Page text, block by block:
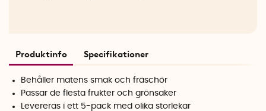
Produktinfo Specifikationer
Behåller matens smak och fräschör
Passar de flesta frukter och grönsaker
Levereras i ett 5-pack med olika storlekar